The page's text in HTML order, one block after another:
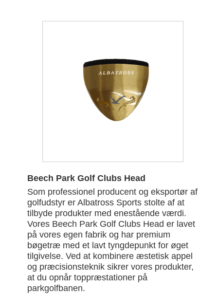
Beech Park Golf Clubs Head
Som professionel producent og eksportør af
golfudstyr er Albatross Sports stolte af at
tilbyde produkter med enestående værdi.
Vores Beech Park Golf Clubs Head er lavet
på vores egen fabrik og har premium
bøgetræ med et lavt tyngdepunkt for øget
tilgivelse. Ved at kombinere æstetisk appel
og præcisionsteknik sikrer vores produkter,
at du opnår toppræstationer på
parkgolfbanen.